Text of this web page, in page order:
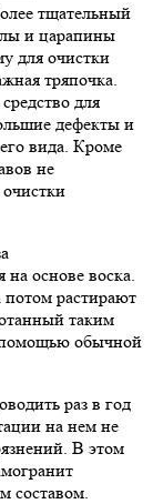
тщательный
и царапины
для очистки
тряпочка.
для
дефекты и
вида. Кроме
не
на основе воска.
потом растирают
таким
помощью обычной
раз в год
на нем не
В этом
составом.